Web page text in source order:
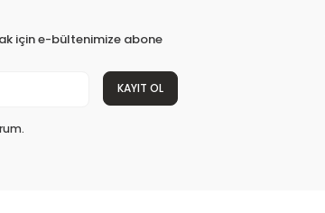
için e-bültenimize abone
KAYIT OL